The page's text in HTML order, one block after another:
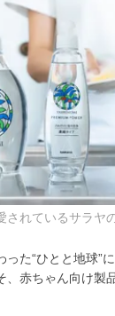
されているサラヤ
た“ひとと地球”
、赤ちゃん向け製